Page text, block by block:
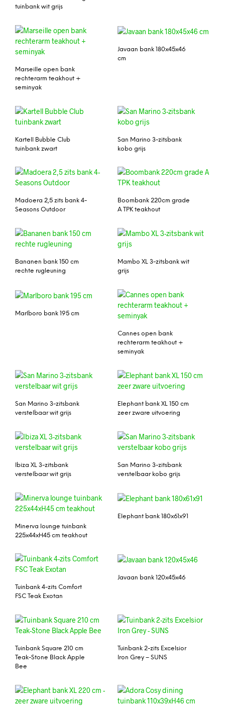
tuinbank wit grijs
Marseille open bank
rechterarm teakhout +
seminyak
Javaan bank 180x45x46
cm
Kartell Bubble Club
tuinbank zwart
San Marino 3-zitsbank
kobo grijs
Madoera 2,5 zits bank 4-
Seasons Outdoor
Boombank 220cm grade
A TPK teakhout
Bananen bank 150 cm
rechte rugleuning
Mambo XL 3-zitsbank wit
grijs
Marlboro bank 195 cm
Cannes open bank
rechterarm teakhout +
seminyak
San Marino 3-zitsbank
verstelbaar wit grijs
Elephant bank XL 150 cm
zeer zware uitvoering
Ibiza XL 3-zitsbank
verstelbaar wit grijs
San Marino 3-zitsbank
verstelbaar kobo grijs
Minerva lounge tuinbank
225x44xH45 cm teakhout
Elephant bank 180x61x91
Tuinbank 4-zits Comfort
FSC Teak Exotan
Javaan bank 120x45x46
Tuinbank Square 210 cm
Teak-Stone Black Apple
Bee
Tuinbank 2-zits Excelsior
Iron Grey – SUNS